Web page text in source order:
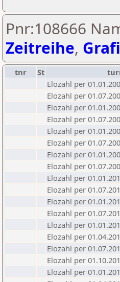
Pnr:108666
Zeitreihe,
tnr St
Elozahl per
Elozahl per
Elozahl per
Elozahl per
Elozahl per
Elozahl per
Elozahl per
Elozahl per
Elozahl per
Elozahl per
Elozahl per
Elozahl per
Elozahl per
Elozahl per
Elozahl per
Elozahl per
Elozahl per